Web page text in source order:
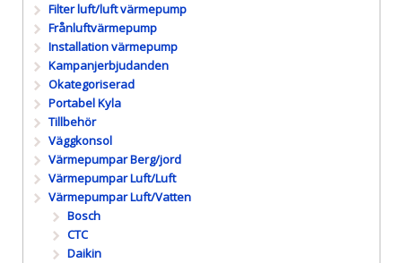
Filter luft/luft värmepump
Frånluftvärmepump
Installation värmepump
Kampanjerbjudanden
Okategoriserad
Portabel Kyla
Tillbehör
Väggkonsol
Värmepumpar Berg/jord
Värmepumpar Luft/Luft
Värmepumpar Luft/Vatten
Bosch
CTC
Daikin